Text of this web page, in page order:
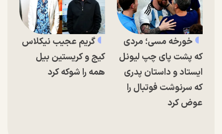
خورخه مسی؛ مردی
که پشت پای چپ لیونل
ایستاد و داستان پدری
که سرنوشت فوتبال را
عوض کرد
گریم عجیب نیکلاس
کیج و کریستین بیل
همه را شوکه کرد